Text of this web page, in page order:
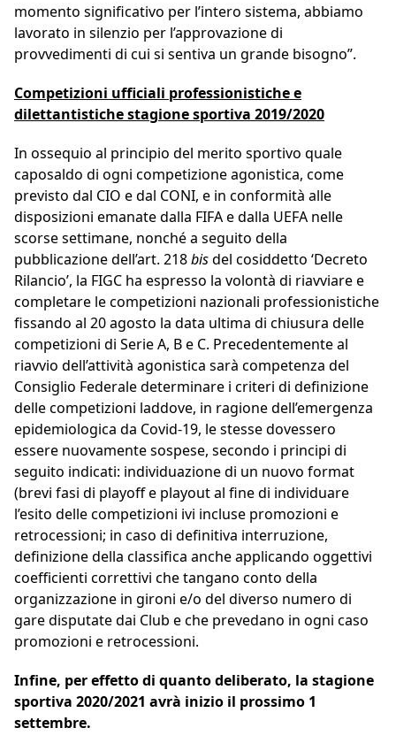
momento significativo per l’intero sistema, abbiamo
lavorato in silenzio per l’approvazione di
provvedimenti di cui si sentiva un grande bisogno”.
Competizioni ufficiali professionistiche e
dilettantistiche stagione sportiva 2019/2020
In ossequio al principio del merito sportivo quale
caposaldo di ogni competizione agonistica, come
previsto dal CIO e dal CONI, e in conformità alle
disposizioni emanate dalla FIFA e dalla UEFA nelle
scorse settimane, nonché a seguito della
pubblicazione dell’art. 218bisdel cosiddetto ‘Decreto
Rilancio’, la FIGC ha espresso la volontà di riavviare e
completare le competizioni nazionali professionistiche
fissando al 20 agosto la data ultima di chiusura delle
competizioni di Serie A, B e C. Precedentemente al
riavvio dell’attività agonistica sarà competenza del
Consiglio Federale determinare i criteri di definizione
delle competizioni laddove, in ragione dell’emergenza
epidemiologica da Covid-19, le stesse dovessero
essere nuovamente sospese, secondo i principi di
seguito indicati: individuazione di un nuovo format
(brevi fasi di playoff e playout al fine di individuare
l’esito delle competizioni ivi incluse promozioni e
retrocessioni; in caso di definitiva interruzione,
definizione della classifica anche applicando oggettivi
coefficienti correttivi che tangano conto della
organizzazione in gironi e/o del diverso numero di
gare disputate dai Club e che prevedano in ogni caso
promozioni e retrocessioni.
Infine, per effetto di quanto deliberato, la stagione
sportiva 2020/2021 avrà inizio il prossimo 1
settembre.